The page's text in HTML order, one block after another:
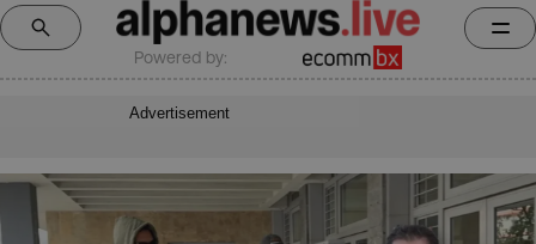
Powered by:
Advertisement